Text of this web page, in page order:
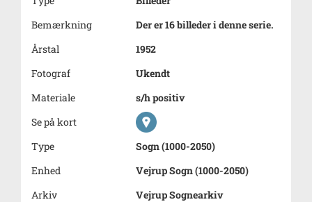
Bemærkning
Der er 16 billeder i denne serie.
Årstal
1952
Fotograf
Ukendt
Materiale
s/h positiv
Se på kort
Type
Sogn (1000-2050)
Enhed
Vejrup Sogn (1000-2050)
Arkiv
Vejrup Sognearkiv